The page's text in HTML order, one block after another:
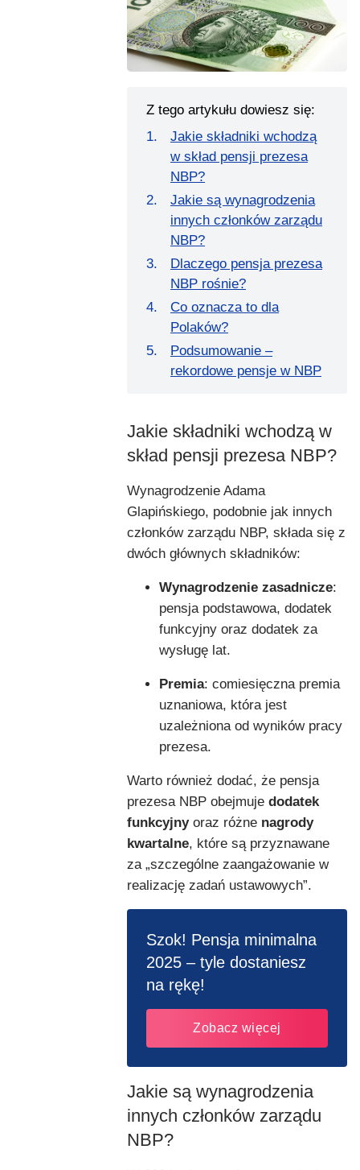
Z tego artykułu dowiesz się:
Jakie składniki wchodzą
w skład pensji prezesa
NBP?
Jakie są wynagrodzenia
innych członków zarządu
NBP?
Dlaczego pensja prezesa
NBP rośnie?
Co oznacza to dla
Polaków?
Podsumowanie –
rekordowe pensje w NBP
Jakie składniki wchodzą w
skład pensji prezesa NBP?
Wynagrodzenie Adama
Glapińskiego, podobnie jak innych
członków zarządu NBP, składa się z
dwóch głównych składników:
Wynagrodzenie zasadnicze:
pensja podstawowa, dodatek
funkcyjny oraz dodatek za
wysługę lat.
Premia: comiesięczna premia
uznaniowa, która jest
uzależniona od wyników pracy
prezesa.
Warto również dodać, że pensja
prezesa NBP obejmuje dodatek
funkcyjnyoraz różne nagrody
kwartalne, które są przyznawane
za „szczególne zaangażowanie w
realizację zadań ustawowych”.
Szok! Pensja minimalna
2025 – tyle dostaniesz
na rękę!
Zobacz więcej
Jakie są wynagrodzenia
innych członków zarządu
NBP?